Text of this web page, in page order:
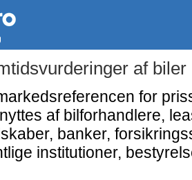
af
for
af bilforhandlere,
banker,
institutioner,